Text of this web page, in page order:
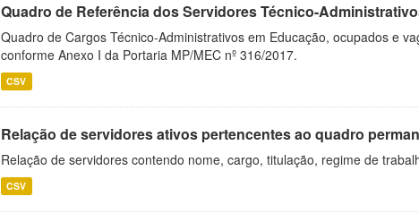
Quadro de Referência dos Servidores Técnico-
Quadro de Cargos Técnico-Administrativos em Educação, ocupados e
conforme Anexo I da Portaria MP/MEC nº 316/2017.
CSV
Relação de servidores ativos pertencentes ao quadro
Relação de servidores contendo nome, cargo, titulação, regime de
CSV